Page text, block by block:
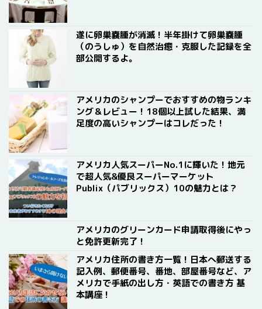
遂に卵巣嚢腫が消滅！半年掛けて卵巣嚢腫
（のうしゅ）を自然治癒・克服した記録を全
部公開するよ。
アメリカのシャンプーでおすすめの物ランキ
ング＆レビュー！18個以上試した結果、満
足度の高いシャンプーはコレだった！
アメリカ人気スーパーNo.1に輝いた！地元
で超人気&優良スーパーマーケット
Publix（パブリックス）10の魅力とは？
アメリカのグリーンカード申請取得後にやっ
と免許更新完了！
アメリカ住所の書き方一覧！日本へ郵送する
記入例、郵便番号、番地、部屋番号など、ア
メリカで手紙の出し方・英語での書き方 基
本講座！